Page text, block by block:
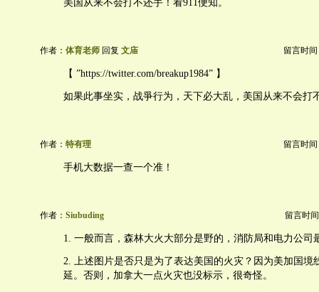
美国从来不会打不还手！看911便知。
作者： 体育老师 回复 文庙 留言时间
【 ”https://twitter.com/breakup1984” 】
如果此事坐实，战爭行为，天下必大乱，美国从来不会打
作者： 特有理 留言时间
手机大数据一查一个准！
作者： Siubuding 留言时
1. 一般而言，森林大火大部分是野的，消防局和电力公司
2. 上述图片是否只是为了表达美国的火灾？因为美加国境
延。否则，加拿大一点火灾也没标示，很奇怪。